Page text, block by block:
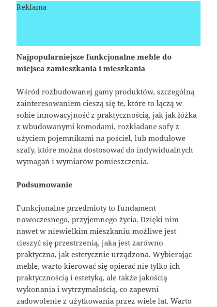
Reklama
Najpopularniejsze funkcjonalne meble do
miejsca zamieszkania i mieszkania
Wśród rozbudowanej gamy produktów, szczególną
zainteresowaniem cieszą się te, które to łączą w
sobie innowacyjność z praktycznością, jak jak łóżka
z wbudowanymi komodami, rozkładane sofy z
użyciem pojemnikami na pościel, lub modułowe
szafy, które można dostosować do indywidualnych
wymagań i wymiarów pomieszczenia.
Podsumowanie
Funkcjonalne przedmioty to fundament
nowoczesnego, przyjemnego życia. Dzięki nim
nawet w niewielkim mieszkaniu możliwe jest
cieszyć się przestrzenią, jaka jest zarówno
praktyczna, jak estetycznie urządzona. Wybierając
meble, warto kierować się opierać nie tylko ich
praktycznością i estetyką, ale także jakością
wykonania i wytrzymałością, co zapewni
zadowolenie z użytkowania przez wiele lat. Warto